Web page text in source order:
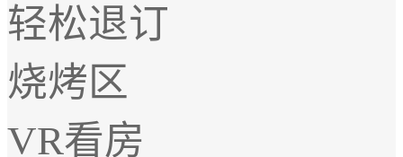
轻松退订
烧烤区
VR看房